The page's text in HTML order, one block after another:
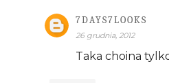
7DAYS7LOOKS
26 grudnia, 2012
Taka choina